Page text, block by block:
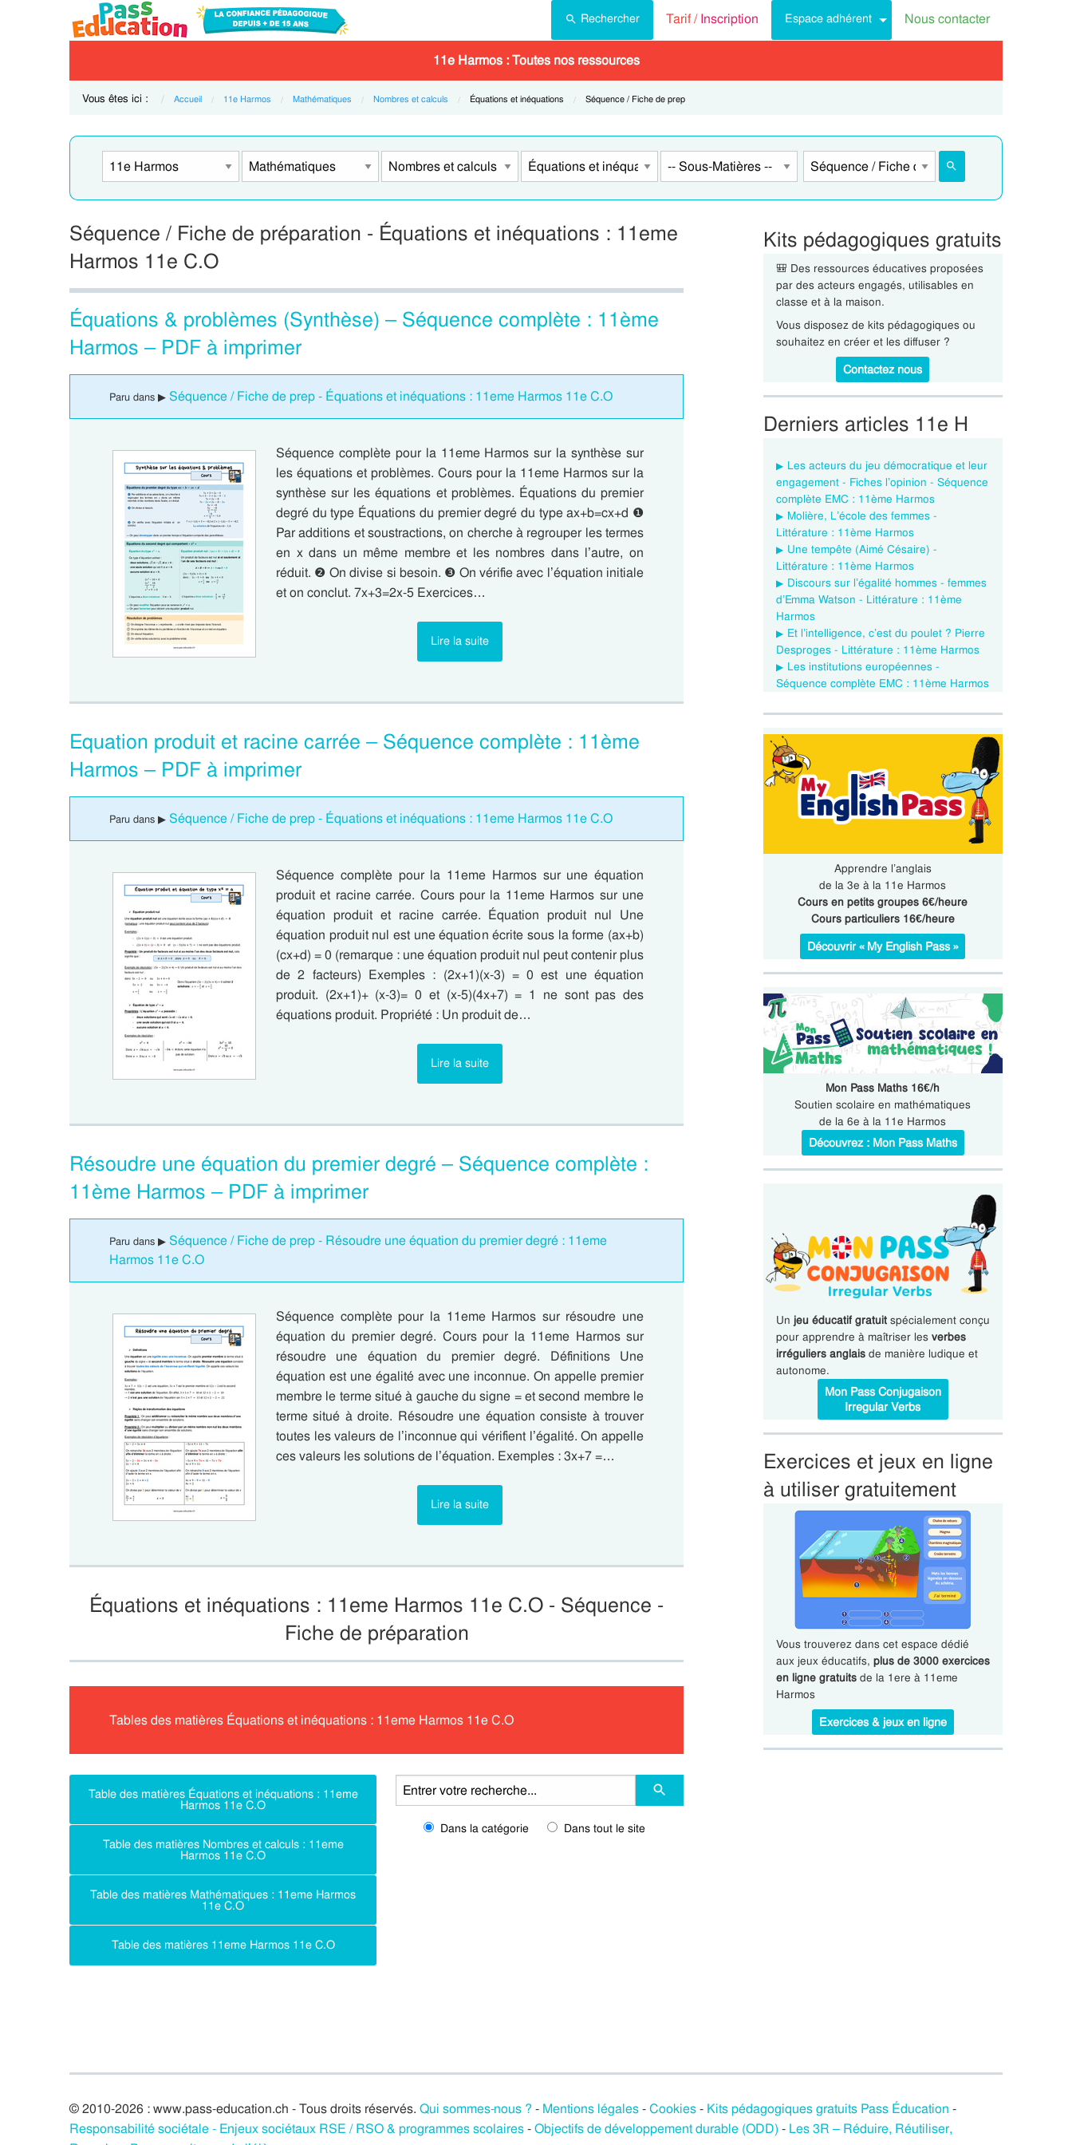
Rechercher Tarif /Inscription Espace adhérent Nous contacter
11e Harmos : Toutes nos ressources
Vous êtes ici : Accueil 11e Harmos Mathématiques Nombres et calculs Current:
Équations et inéquations Current:
Séquence / Fiche de prep
Séquence / Fiche de préparation - Équations et inéquations : 11eme
Harmos 11e C.O
Équations & problèmes (Synthèse) – Séquence complète : 11ème
Harmos – PDF à imprimer
Paru dans ▶ Séquence / Fiche de prep - Équations et inéquations : 11eme Harmos 11e C.O
Séquence complète pour la 11eme Harmos sur la synthèse sur
les équations et problèmes. Cours pour la 11eme Harmos sur la
synthèse sur les équations et problèmes. Équations du premier
degré du type Équations du premier degré du type ax+b=cx+d ❶
Par additions et soustractions, on cherche à regrouper les termes
en x dans un même membre et les nombres dans l’autre, on
réduit. ❷ On divise si besoin. ❸ On vérifie avec l’équation initiale
et on conclut. 7x+3=2x-5 Exercices…
Lire la suite
Equation produit et racine carrée – Séquence complète : 11ème
Harmos – PDF à imprimer
Paru dans ▶ Séquence / Fiche de prep - Équations et inéquations : 11eme Harmos 11e C.O
Séquence complète pour la 11eme Harmos sur une équation
produit et racine carrée. Cours pour la 11eme Harmos sur une
équation produit et racine carrée. Équation produit nul Une
équation produit nul est une équation écrite sous la forme (ax+b)
(cx+d) = 0 (remarque : une équation produit nul peut contenir plus
de 2 facteurs) Exemples : (2x+1)(x-3) = 0 est une équation
produit. (2x+1)+ (x-3)= 0 et (x-5)(4x+7) = 1 ne sont pas des
équations produit. Propriété : Un produit de…
Lire la suite
Résoudre une équation du premier degré – Séquence complète :
11ème Harmos – PDF à imprimer
Paru dans ▶ Séquence / Fiche de prep - Résoudre une équation du premier degré : 11eme
Harmos 11e C.O
Séquence complète pour la 11eme Harmos sur résoudre une
équation du premier degré. Cours pour la 11eme Harmos sur
résoudre une équation du premier degré. Définitions Une
équation est une égalité avec une inconnue. On appelle premier
membre le terme situé à gauche du signe = et second membre le
terme situé à droite. Résoudre une équation consiste à trouver
toutes les valeurs de l’inconnue qui vérifient l’égalité. On appelle
ces valeurs les solutions de l’équation. Exemples : 3x+7 =…
Lire la suite
Équations et inéquations : 11eme Harmos 11e C.O - Séquence -
Fiche de préparation
Tables des matières Équations et inéquations : 11eme Harmos 11e C.O
Table des matières Équations et inéquations : 11eme
Harmos 11e C.O
Table des matières Nombres et calculs : 11eme
Harmos 11e C.O
Table des matières Mathématiques : 11eme Harmos
11e C.O
Table des matières 11eme Harmos 11e C.O
Dans la catégorie Dans tout le site
Kits pédagogiques gratuits
🎒 Des ressources éducatives proposées
par des acteurs engagés, utilisables en
classe et à la maison.
Vous disposez de kits pédagogiques ou
souhaitez en créer et les diffuser ?
Contactez nous
Derniers articles 11e H
Les acteurs du jeu démocratique et leur
engagement - Fiches l’opinion - Séquence
complète EMC : 11ème Harmos
Molière, L’école des femmes -
Littérature : 11ème Harmos
Une tempête (Aimé Césaire) -
Littérature : 11ème Harmos
Discours sur l’égalité hommes - femmes
d’Emma Watson - Littérature : 11ème
Harmos
Et l’intelligence, c’est du poulet ? Pierre
Desproges - Littérature : 11ème Harmos
Les institutions européennes -
Séquence complète EMC : 11ème Harmos
Apprendre l’anglais
de la 3e à la 11e Harmos
Cours en petits groupes 6€/heure
Cours particuliers 16€/heure
Découvrir « My English Pass »
Mon Pass Maths 16€/h
Soutien scolaire en mathématiques
de la 6e à la 11e Harmos
Découvrez : Mon Pass Maths
Un jeu éducatif gratuitspécialement conçu
pour apprendre à maîtriser les verbes
irréguliers anglaisde manière ludique et
autonome.
Mon Pass Conjugaison
Irregular Verbs
Exercices et jeux en ligne
à utiliser gratuitement
Vous trouverez dans cet espace dédié
aux jeux éducatifs, plus de 3000 exercices
en ligne gratuitsde la 1ere à 11eme
Harmos
Exercices & jeux en ligne
© 2010-2026 : www.pass-education.ch - Tous droits réservés. Qui sommes-nous ? - Mentions légales-Cookies- Kits pédagogiques gratuits Pass Éducation -
Responsabilité sociétale - Enjeux sociétaux RSE / RSO & programmes scolaires-Objectifs de développement durable (ODD) - Les 3R – Réduire, Réutiliser,